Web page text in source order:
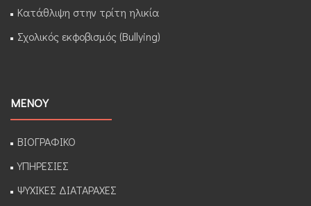
Κατάθλιψη στην τρίτη ηλικία
Σχολικός εκφοβισμός (Bullying)
ΜΕΝΟΥ
ΒΙΟΓΡΑΦΙΚΟ
ΥΠΗΡΕΣΙΕΣ
ΨΥΧΙΚΕΣ ΔΙΑΤΑΡΑΧΕΣ